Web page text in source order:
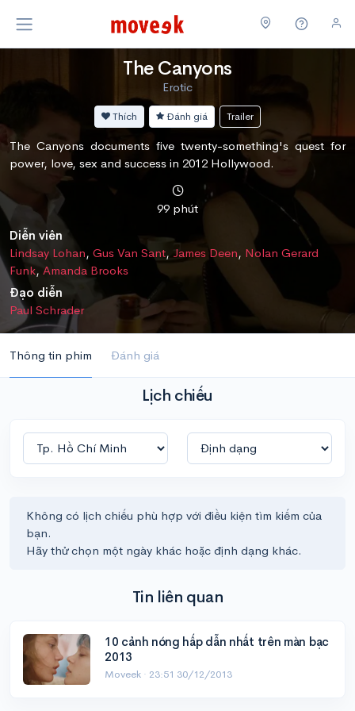
The Canyons
Erotic
Thích Đánh giá Trailer
The Canyons documents five twenty-something's quest for
power, love, sex and success in 2012 Hollywood.
99 phút
Diễn viên
Lindsay Lohan, Gus Van Sant, James Deen, Nolan Gerard
Funk, Amanda Brooks
Đạo diễn
Paul Schrader
Thông tin phim Đánh giá
Lịch chiếu
Không có lịch chiếu phù hợp với điều kiện tìm kiếm của
bạn.
Hãy thử chọn một ngày khác hoặc định dạng khác.
Tin liên quan
10 cảnh nóng hấp dẫn nhất trên màn bạc
2013
Moveek · 23:51 30/12/2013